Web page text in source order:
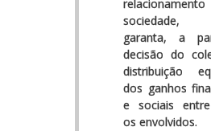
garanta, a
decisão do
distribuição
dos ganhos
e sociais
os envolvidos.